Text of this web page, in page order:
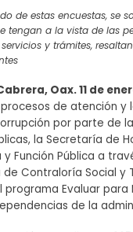
de estas encuestas, se
tengan a la vista de las
y trámites,
Oax. 11 de
de atención y
por parte de
la Secretaría de
y Función Pública a
Contraloría Social y
Evaluar para
de la